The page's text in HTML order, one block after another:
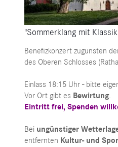
"Sommerklang mit
Benefizkonzert zugunsten
des Oberen Schlosses
Einlass 18:15 Uhr - bitte
Vor Ort gibt es Bewirtung.
Eintritt frei, Spenden
Bei ungünstiger
entfernten Kultur- und